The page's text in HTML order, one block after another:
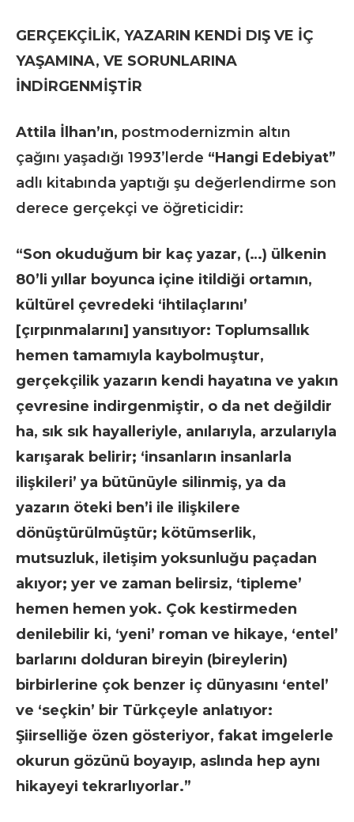
GERÇEKÇİLİK, YAZARIN KENDİ DIŞ VE İÇ
YAŞAMINA, VE SORUNLARINA
İNDİRGENMİŞTİR
Attila İlhan’ın, postmodernizmin altın
çağını yaşadığı 1993’lerde “Hangi Edebiyat”
adlı kitabında yaptığı şu değerlendirme son
derece gerçekçi ve öğreticidir:
“Son okuduğum bir kaç yazar, (…) ülkenin
80’li yıllar boyunca içine itildiği ortamın,
kültürel çevredeki ‘ihtilaçlarını’
[çırpınmalarını] yansıtıyor: Toplumsallık
hemen tamamıyla kaybolmuştur,
gerçekçilik yazarın kendi hayatına ve yakın
çevresine indirgenmiştir, o da net değildir
ha, sık sık hayalleriyle, anılarıyla, arzularıyla
karışarak belirir; ‘insanların insanlarla
ilişkileri’ ya bütünüyle silinmiş, ya da
yazarın öteki ben’i ile ilişkilere
dönüştürülmüştür; kötümserlik,
mutsuzluk, iletişim yoksunluğu paçadan
akıyor; yer ve zaman belirsiz, ‘tipleme’
hemen hemen yok. Çok kestirmeden
denilebilir ki, ‘yeni’ roman ve hikaye, ‘entel’
barlarını dolduran bireyin (bireylerin)
birbirlerine çok benzer iç dünyasını ‘entel’
ve ‘seçkin’ bir Türkçeyle anlatıyor:
Şiirselliğe özen gösteriyor, fakat imgelerle
okurun gözünü boyayıp, aslında hep aynı
hikayeyi tekrarlıyorlar.”